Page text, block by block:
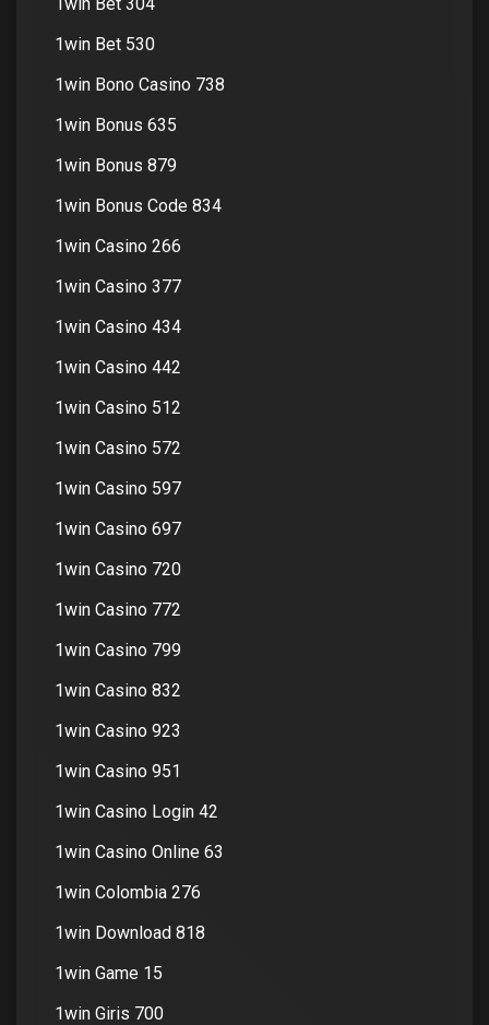
1win Bet 530
1win Bono Casino 738
1win Bonus 635
1win Bonus 879
1win Bonus Code 834
1win Casino 266
1win Casino 377
1win Casino 434
1win Casino 442
1win Casino 512
1win Casino 572
1win Casino 597
1win Casino 697
1win Casino 720
1win Casino 772
1win Casino 799
1win Casino 832
1win Casino 923
1win Casino 951
1win Casino Login 42
1win Casino Online 63
1win Colombia 276
1win Download 818
1win Game 15
1win Giris 700